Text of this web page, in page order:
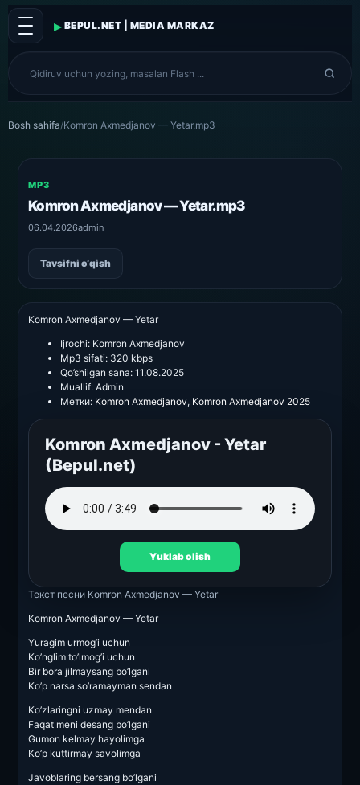
▸ BEPUL.NET | MEDIA MARKAZ
Bosh sahifa/Komron Axmedjanov — Yetar.mp3
MP3
Komron Axmedjanov — Yetar.mp3
06.04.2026admin
Tavsifni o‘qish
Komron Axmedjanov — Yetar
Ijrochi: Komron Axmedjanov
Mp3 sifati: 320 kbps
Qo’shilgan sana: 11.08.2025
Muallif: Admin
Метки: Komron Axmedjanov, Komron Axmedjanov 2025
Komron Axmedjanov - Yetar
(Bepul.net)
Yuklab olish
Текст песни Komron Axmedjanov — Yetar
Komron Axmedjanov — Yetar
Yuragim urmog’i uchun
Ko’nglim to’lmog’i uchun
Bir bora jilmaysang bo’lgani
Ko’p narsa so’ramayman sendan
Ko’zlaringni uzmay mendan
Faqat meni desang bo’lgani
Gumon kelmay hayolimga
Ko’p kuttirmay savolimga
Javoblaring bersang bo’lgani